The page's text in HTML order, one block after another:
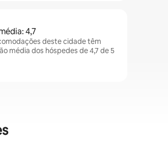
4,7
deste cidade têm
média dos hóspedes de 4,7 de 5